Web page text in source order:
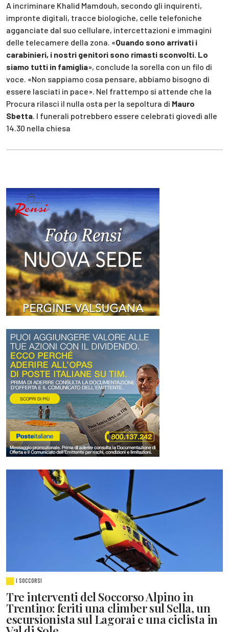
A incriminare Khalid Mamdouh, secondo gli inquirenti,
impronte digitali, tracce biologiche, celle telefoniche
agganciate dal suo cellulare, intercettazioni e immagini
delle telecamere della zona. «Quando sono arrivati i
carabinieri, i nostri genitori sono rimasti sconvolti. Lo
siamo tutti in famiglia», conclude la sorella con un filo di
voce. «Non sappiamo cosa pensare, abbiamo bisogno di
essere lasciati in pace». Nel frattempo si attende che la
Procura rilasci il nulla osta per la sepoltura di Mauro
Sbetta. I funerali potrebbero essere celebrati giovedì alle
14.30 nella chiesa
I SOCCORSI
Tre interventi del Soccorso Alpino in
Trentino: feriti una climber sul Sella, un
escursionista sul Lagorai e una ciclista in